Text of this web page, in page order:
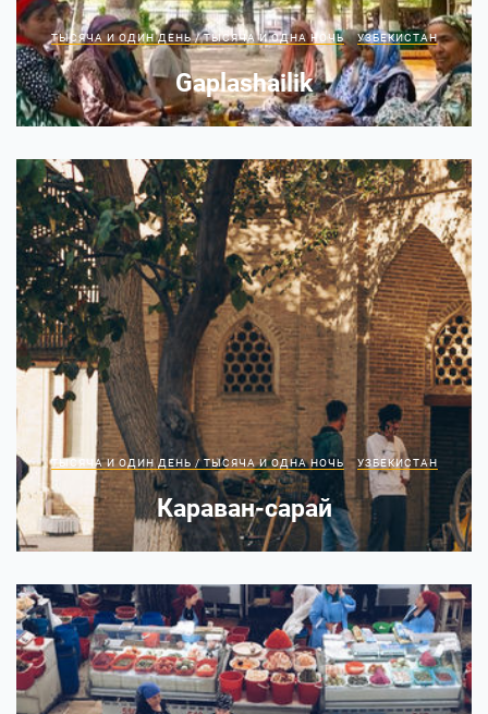
ТЫСЯЧА И ОДИН ДЕНЬ / ТЫСЯЧА И ОДНА НОЧЬ УЗБЕКИСТАН
Gaplashailik
ТЫСЯЧА И ОДИН ДЕНЬ / ТЫСЯЧА И ОДНА НОЧЬ УЗБЕКИСТАН
Караван-сарай